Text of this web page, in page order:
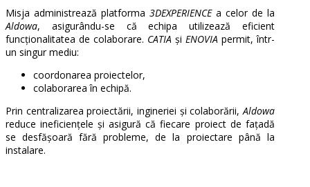
Misja administrează platforma 3DEXPERIENCEa celor de la
Aldowa, asigurându-se că echipa utilizează eficient
funcționalitatea de colaborare. CATIA și ENOVIA permit, într-
un singur mediu:
coordonarea proiectelor,
colaborarea în echipă.
Prin centralizarea proiectării, ingineriei și colaborării, Aldowa
reduce ineficiențele și asigură că fiecare proiect de fațadă
se desfășoară fără probleme, de la proiectare până la
instalare.